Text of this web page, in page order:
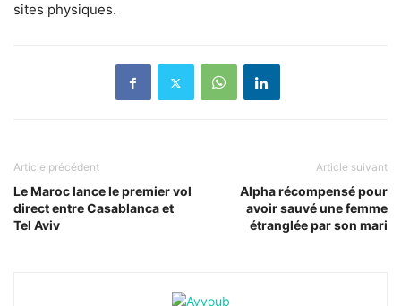
sites physiques.
Article précédent
Le Maroc lance le premier vol
direct entre Casablanca et
Tel Aviv
Article suivant
Alpha récompensé pour
avoir sauvé une femme
étranglée par son mari